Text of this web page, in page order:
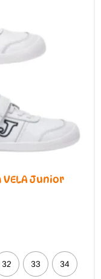
Junior
32 33 34